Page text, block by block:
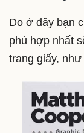
Do ở đây bạn
phù hợp nhất
trang giấy,